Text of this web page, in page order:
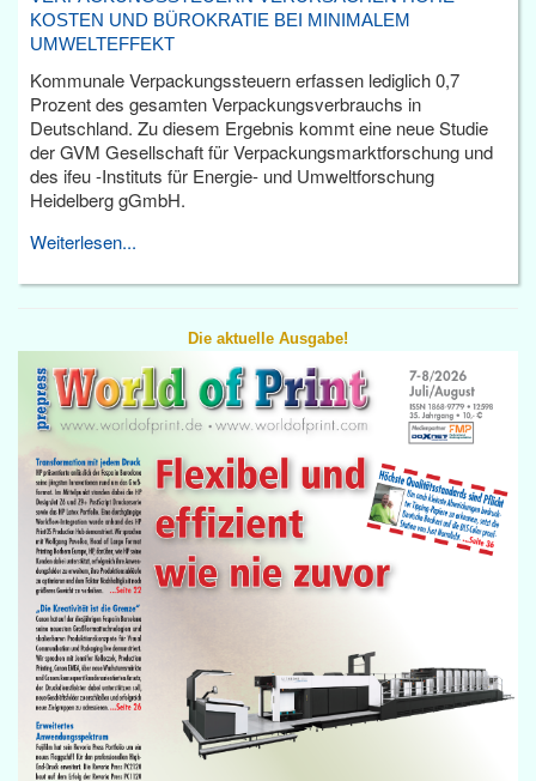
KOSTEN UND BÜROKRATIE BEI MINIMALEM
UMWELTEFFEKT
Kommunale Verpackungssteuern erfassen lediglich 0,7
Prozent des gesamten Verpackungsverbrauchs in
Deutschland. Zu diesem Ergebnis kommt eine neue Studie
der GVM Gesellschaft für Verpackungsmarktforschung und
des ifeu -Instituts für Energie- und Umweltforschung
Heidelberg gGmbH.
Weiterlesen...
Die aktuelle Ausgabe!